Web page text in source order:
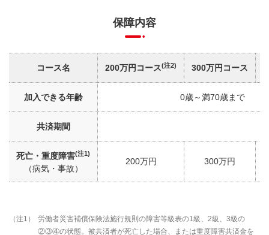
保障内容
コース名 200万円コース(注2) 300万円コース
加入できる年齢 0歳～満70歳まで
共済期間
死亡・重度障害(注1)
（病気・事故）
200万円 300万円
（注1）
労働者災害補償保険法施行規則の障害等級表の1級、2級、3級の
②③④の状態。被共済者が死亡した場合、または重度障害共済金を